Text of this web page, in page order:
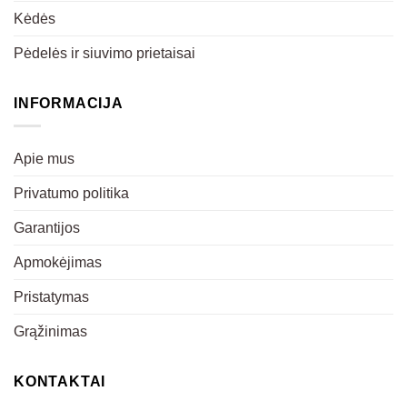
Kėdės
Pėdelės ir siuvimo prietaisai
INFORMACIJA
Apie mus
Privatumo politika
Garantijos
Apmokėjimas
Pristatymas
Grąžinimas
KONTAKTAI